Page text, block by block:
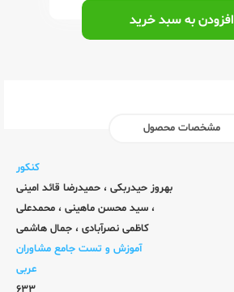
افزودن به سبد خرید
مشخصات محصول
کنکور
بهروز حیدربکی ، حمیدرضا قائد امینی
، سید محسن ماهینی ، محمدعلی
کاظمی نصرآبادی ، جمال هاشمی
آموزش و تست جامع مشاوران
عربی